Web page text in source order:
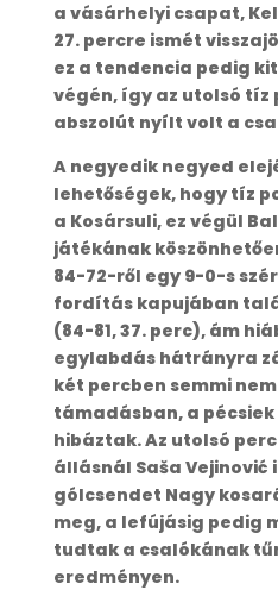
a vásárhelyi csapat,
27. percre ismét
ez a tendencia pedig
végén, így az utolsó tíz
abszolút nyílt volt a
A negyedik negyed
lehetőségek, hogy tíz
a Kosársuli, ez végül
játékának
84-72-ről egy 9-0-s
fordítás kapujában
(84-81, 37. perc), ám
egylabdás hátrányra
két percben semmi
támadásban, a
hibáztak. Az utolsó
állásnál Saša Vejinović
gólcsendet Nagy
meg, a lefújásig pedig
tudtak a csalókának
eredményen.